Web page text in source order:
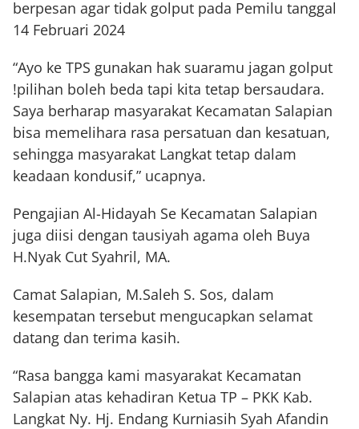
berpesan agar tidak golput pada Pemilu tanggal
14 Februari 2024
“Ayo ke TPS gunakan hak suaramu jagan golput
!pilihan boleh beda tapi kita tetap bersaudara.
Saya berharap masyarakat Kecamatan Salapian
bisa memelihara rasa persatuan dan kesatuan,
sehingga masyarakat Langkat tetap dalam
keadaan kondusif,” ucapnya.
Pengajian Al-Hidayah Se Kecamatan Salapian
juga diisi dengan tausiyah agama oleh Buya
H.Nyak Cut Syahril, MA.
Camat Salapian, M.Saleh S. Sos, dalam
kesempatan tersebut mengucapkan selamat
datang dan terima kasih.
“Rasa bangga kami masyarakat Kecamatan
Salapian atas kehadiran Ketua TP – PKK Kab.
Langkat Ny. Hj. Endang Kurniasih Syah Afandin